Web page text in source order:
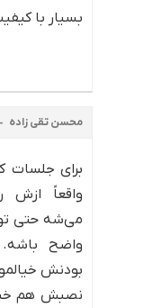
بسیار با
محسن تقی زاده
برای جلسات
واقعاً ازش
می‌شه حتی
واضح
بودنش
نصبش هم